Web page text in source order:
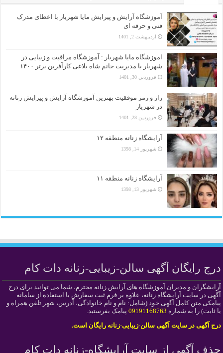
آموزشگاه آرایش و پیرایش مایا شهریار با اعطای مدرک
فنی و حرفه ای
اردیبهشت 2, 1401
اموزشگاه مایا شهریار : آموزشگاه مراقبت و زیبایی در
شهریار با مدیریت خانم شاه بلاغی کارآفرین برتر ۱۴۰۰
فروردین 30, 1401
راز و رمز موفقیت بهترین آموزشگاه آرایش و پیرایش زنانه
در شهریار
فروردین 28, 1401
آرایشگاه زنانه منطقه ۱۲
شهریور 14, 1398
آرایشگاه زنانه منطقه ۱۱
شهریور 13, 1398
درج رایگان آگهی سالن-زیبایی-زنانه دات کام
آرایشگران و مدیران آموزشگاه های آرایش زنانه محترم، شما می توانید برای درج
آگهی در سایت آرایشگاه زنانه، علاوه بر فرم ثبت سفارش با استفاده از سامانه
پیامکی متن کامل آگهی خود (شامل: نام و نام خانوادگی، آدرس، شهر تلفن همراه و
یا ثابت) را به شماره 09191168763 پیامک بفرستید.
درج آگهی در سایت آگهی سالن-زیبایی-زنانه رایگان است.
حذف آگهی از سایت آرایشگاه-زنانه دات کام